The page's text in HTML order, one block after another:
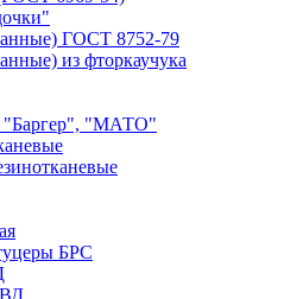
ГОСТ 8752-79
из фторкаучука
"Баргер", "МАТО"
БРС